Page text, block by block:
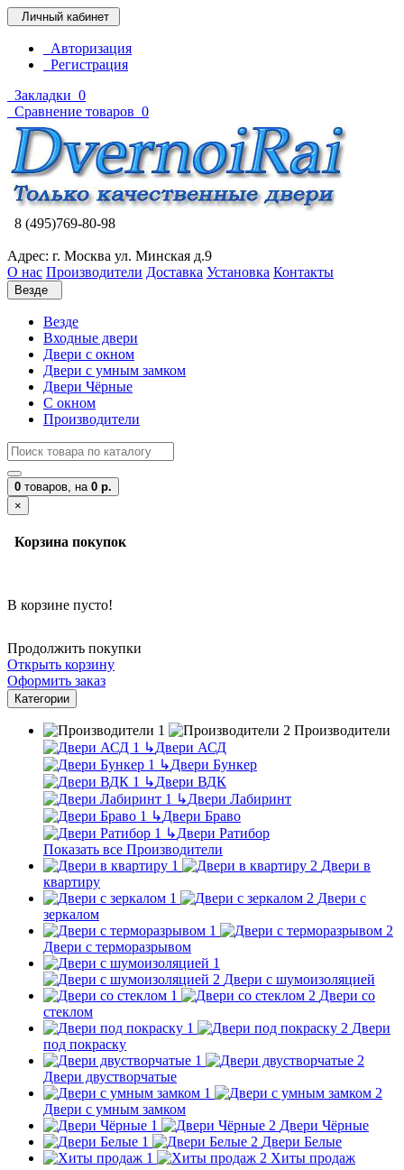
Личный кабинет
Авторизация
Регистрация
Закладки 0
Сравнение товаров 0
8 (495)769-80-98
Адрес: г. Москва ул. Минская д.9
О нас Производители Доставка Установка Контакты
Везде
Везде
Входные двери
Двери с окном
Двери с умным замком
Двери Чёрные
C окном
Производители
0 товаров, на 0 р.
×
Корзина покупок
В корзине пусто!
Продолжить покупки
Открыть корзину
Оформить заказ
Категории
Производители
↳Двери АСД
↳Двери Бункер
↳Двери ВДК
↳Двери Лабиринт
↳Двери Браво
↳Двери Ратибор
Показать все Производители
Двери в
квартиру
Двери с
зеркалом
Двери с терморазрывом
Двери с шумоизоляцией
Двери со
стеклом
Двери
под покраску
Двери двустворчатые
Двери с умным замком
Двери Чёрные
Двери Белые
Хиты продаж